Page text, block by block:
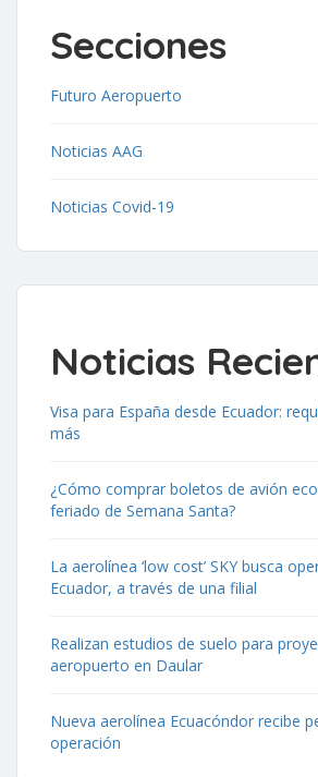
Secciones
Futuro Aeropuerto
Noticias AAG
Noticias Covid-19
Noticias
Visa para España desde Ecuador:
más
¿Cómo comprar boletos de avión
feriado de Semana Santa?
La aerolínea ‘low cost’ SKY busca
Ecuador, a través de una filial
Realizan estudios de suelo para
aeropuerto en Daular
Nueva aerolínea Ecuacóndor recibe
operación